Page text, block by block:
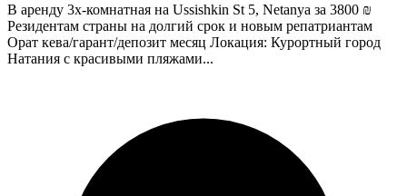
В аренду 3х-комнатная на Ussishkin St 5, Netanya за 3800 ₪
Резидентам страны на долгий срок и новым репатриантам
Орат кева/гарант/депозит месяц Локация: Курортный город
Натания с красивыми пляжами...